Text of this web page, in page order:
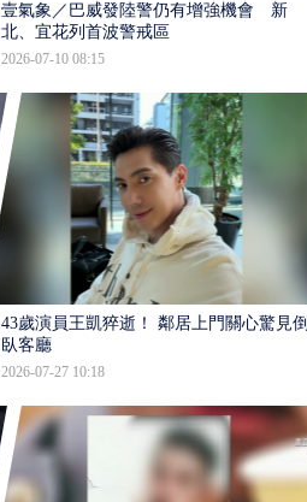
壹氣象／巴威發陸警仍有增強機會 新
北、宜花列首波警戒區
2026-07-10 08:15
43歲演員王凱猝逝！ 鄰居上門關心驚見倒
臥客廳
2026-07-27 10:18